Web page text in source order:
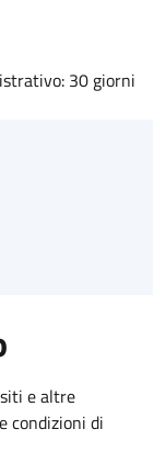
30 giorni
e altre
condizioni di